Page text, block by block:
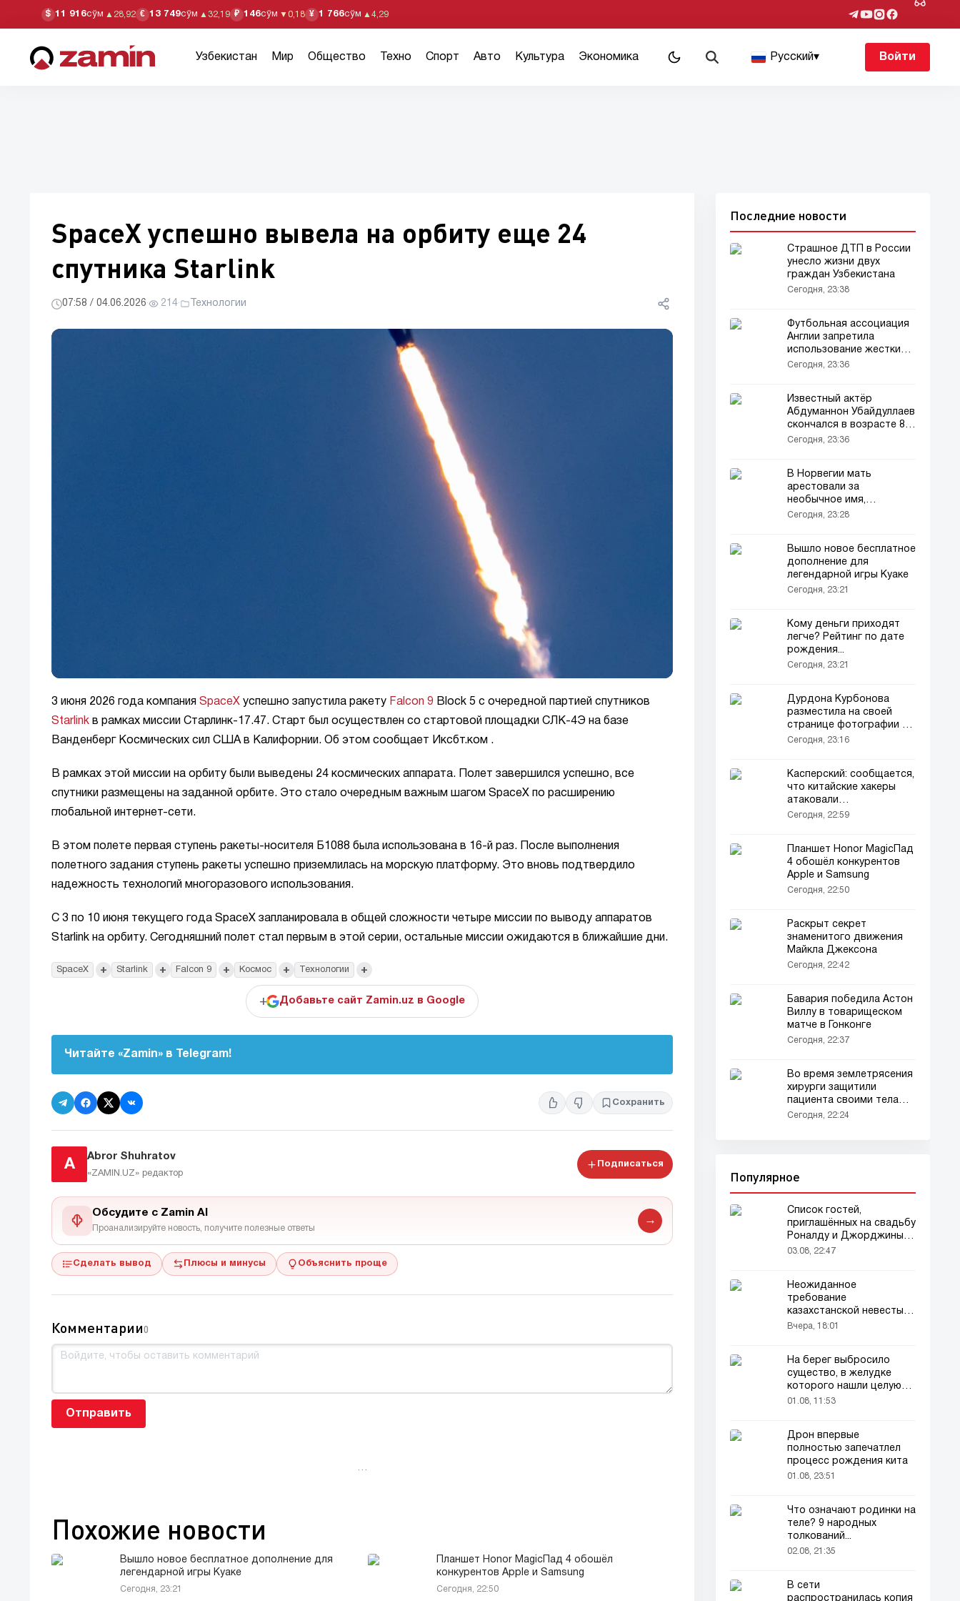
$ 11 916сўм ▲ 28,92 € 13 749сўм ▲ 32,19 ₽ 146сўм ▼ 0,18 ¥ 1 766сўм ▲ 4,29
Узбекистан Мир Общество Техно Спорт Авто Культура Экономика Русский▾ Войти
SpaceX успешно вывела на орбиту еще 24
спутника Starlink
07:58 / 04.06.2026· 214· Технологии
3 июня 2026 года компания SpaceX успешно запустила ракету Falcon 9 Block 5 с очередной партией спутников
Starlink в рамках миссии Старлинк-17.47. Старт был осуществлен со стартовой площадки СЛК-4Э на базе
Ванденберг Космических сил США в Калифорнии. Об этом сообщает Иксбт.ком .
В рамках этой миссии на орбиту были выведены 24 космических аппарата. Полет завершился успешно, все
спутники размещены на заданной орбите. Это стало очередным важным шагом SpaceX по расширению
глобальной интернет-сети.
В этом полете первая ступень ракеты-носителя Б1088 была использована в 16-й раз. После выполнения
полетного задания ступень ракеты успешно приземлилась на морскую платформу. Это вновь подтвердило
надежность технологий многоразового использования.
С 3 по 10 июня текущего года SpaceX запланировала в общей сложности четыре миссии по выводу аппаратов
Starlink на орбиту. Сегодняшний полет стал первым в этой серии, остальные миссии ожидаются в ближайшие дни.
SpaceX + Starlink + Falcon 9 + Космос + Технологии +
+ Добавьте сайт Zamin.uz в Google
Читайте «Zamin» в Telegram!
Сохранить
A
Abror Shuhratov
«ZAMIN.UZ» редактор
Подписаться
Обсудите с Zamin AI
Проанализируйте новость, получите полезные ответы
→
Сделать вывод Плюсы и минусы Объяснить проще
Комментарии0
Отправить
…
Похожие новости
Вышло новое бесплатное дополнение для
легендарной игры Куаке
Сегодня, 23:21
Планшет Honor MagicПад 4 обошёл
конкурентов Apple и Samsung
Сегодня, 22:50
Последние новости
Страшное ДТП в России
унесло жизни двух
граждан Узбекистана
Сегодня, 23:38
Футбольная ассоциация
Англии запретила
использование жестких
стен вокруг полей
Сегодня, 23:36
Известный актёр
Абдуманнон Убайдуллаев
скончался в возрасте 86
лет
Сегодня, 23:36
В Норвегии мать
арестовали за
необычное имя,
выбранное для сына
Сегодня, 23:28
Вышло новое бесплатное
дополнение для
легендарной игры Куаке
Сегодня, 23:21
Кому деньги приходят
легче? Рейтинг по дате
рождения...
Сегодня, 23:21
Дурдона Курбонова
разместила на своей
странице фотографии из
детства (фото)
Сегодня, 23:16
Касперский: сообщается,
что китайские хакеры
атаковали
государственные органы
Сегодня, 22:59
Планшет Honor MagicПад
4 обошёл конкурентов
Apple и Samsung
Сегодня, 22:50
Раскрыт секрет
знаменитого движения
Майкла Джексона
Сегодня, 22:42
Бавария победила Астон
Виллу в товарищеском
матче в Гонконге
Сегодня, 22:37
Во время землетрясения
хирурги защитили
пациента своими телами
(видео)
Сегодня, 22:24
Популярное
Список гостей,
приглашённых на свадьбу
Роналду и Джорджины,
вызвал ажиотаж
03.08, 22:47
Неожиданное
требование
казахстанской невесты в
качестве махра удивило
Вчера, 18:01
На берег выбросило
существо, в желудке
которого нашли целую
добычу
01.08, 11:53
Дрон впервые
полностью запечатлел
процесс рождения кита
01.08, 23:51
Что означают родинки на
теле? 9 народных
толкований...
02.08, 21:35
В сети
распространилась копия